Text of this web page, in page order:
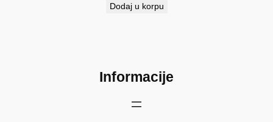
Dodaj u korpu
Informacije